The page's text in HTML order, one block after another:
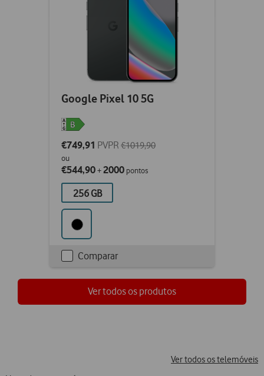
Google Pixel 10 5G
€749,91 PVPR €1019,90
ou
€544,90+2000 pontos
256 GB
Checkbox
ticked
Comparar
Ver todos os produtos
Ver todos os telemóveis